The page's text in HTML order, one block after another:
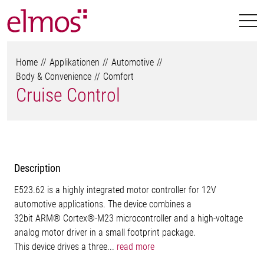
Home Applikationen
Automotive
Body & Convenience
Comfort
Cruise Control
Description
E523.62 is a highly integrated motor controller for 12V
automotive applications. The device combines a
32bit ARM® Cortex®-M23 microcontroller and a high-voltage
analog motor driver in a small footprint package.
This device drives a three... read more